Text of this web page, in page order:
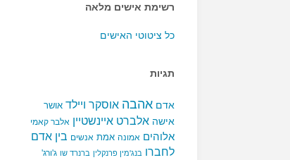
רשימת אישים מלאה
כל ציטוטי האישים
תגיות
אדם אהבה אוסקר ויילד אושר
אישה אלברט איינשטיין אלבר קאמי
אלוהים אמונה אמת אנשים בין אדם
לחברו בנג'מין פרנקלין ברנרד שו ג'ורג'